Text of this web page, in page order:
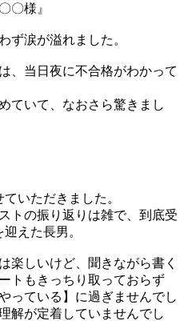
〇様』
ず涙が溢れました。
、当日夜に不合格がわかって
ていて、なおさら驚きまし
いただきました。
トの振り返りは雑で、到底受
えた長男。
楽しいけど、聞きながら書く
トもきっちり取っておらず
っている】に過ぎませんでし
解が定着していませんでし